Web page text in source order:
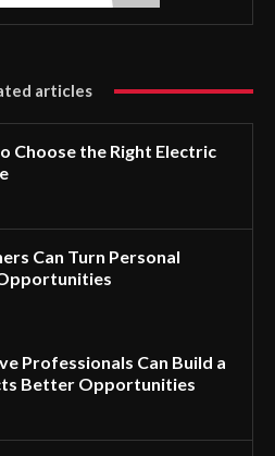
articles
Choose the Right Electric
Can Turn Personal
Professionals Can Build a
Better Opportunities